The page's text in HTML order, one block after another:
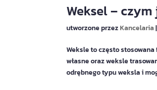
Weksel –
utworzone przezKancelaria
Weksle to często
własne oraz weksle
odrębnego typu weksla i